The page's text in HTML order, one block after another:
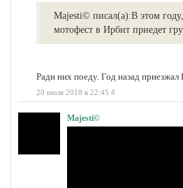
Majesti© писал(а):В этом
мотофест в Ирбит приедет
Ради них поеду. Год назад приезжал
20 июля 2018 в 22:45 #
Majesti©